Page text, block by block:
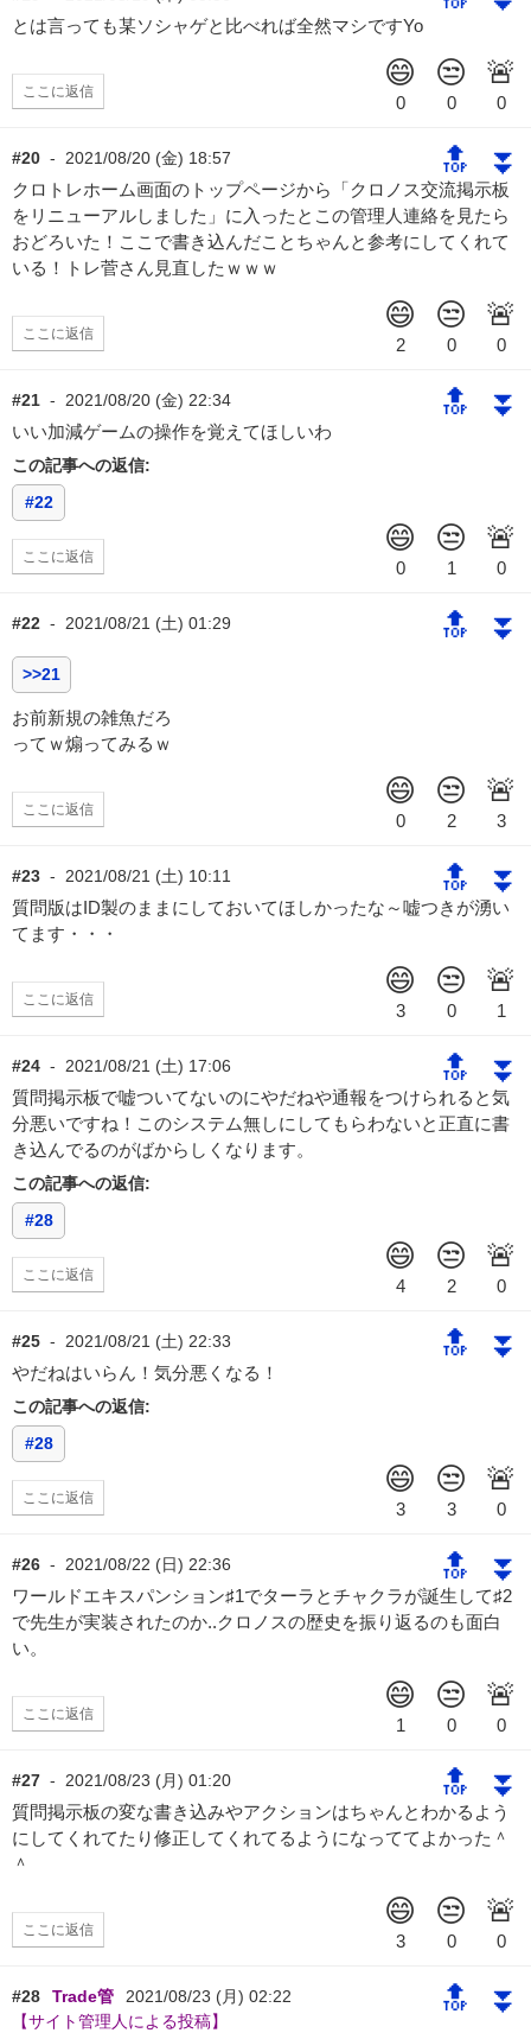
とは言っても某ソシャゲと比べれば全然マシですYo
ここに返信
#20 - 2021/08/20 (金) 18:57 🔝 ⏬
クロトレホーム画面のトップページから「クロノス交流掲示板
をリニューアルしました」に入ったとこの管理人連絡を見たら
おどろいた！ここで書き込んだことちゃんと参考にしてくれて
いる！トレ菅さん見直したｗｗｗ
ここに返信
#21 - 2021/08/20 (金) 22:34 🔝 ⏬
いい加減ゲームの操作を覚えてほしいわ
この記事への返信:
#22
ここに返信
#22 - 2021/08/21 (土) 01:29 🔝 ⏬
>>21
お前新規の雑魚だろ
ってｗ煽ってみるｗ
ここに返信
#23 - 2021/08/21 (土) 10:11 🔝 ⏬
質問版はID製のままにしておいてほしかったな～嘘つきが湧い
てます・・・
ここに返信
#24 - 2021/08/21 (土) 17:06 🔝 ⏬
質問掲示板で嘘ついてないのにやだねや通報をつけられると気
分悪いですね！このシステム無しにしてもらわないと正直に書
き込んでるのがばからしくなります。
この記事への返信:
#28
ここに返信
#25 - 2021/08/21 (土) 22:33 🔝 ⏬
やだねはいらん！気分悪くなる！
この記事への返信:
#28
ここに返信
#26 - 2021/08/22 (日) 22:36 🔝 ⏬
ワールドエキスパンション♯1でターラとチャクラが誕生して♯2
で先生が実装されたのか..クロノスの歴史を振り返るのも面白
い。
ここに返信
#27 - 2021/08/23 (月) 01:20 🔝 ⏬
質問掲示板の変な書き込みやアクションはちゃんとわかるよう
にしてくれてたり修正してくれてるようになっててよかった＾
＾
ここに返信
#28 Trade管
2021/08/23 (月) 02:22
【サイト管理人による投稿】
🔝 ⏬